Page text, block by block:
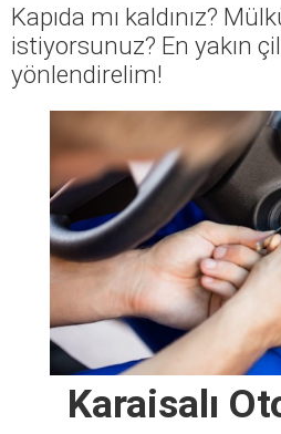
Kapıda mı kaldınız?
istiyorsunuz? En yakın
yönlendirelim!
Karaisalı